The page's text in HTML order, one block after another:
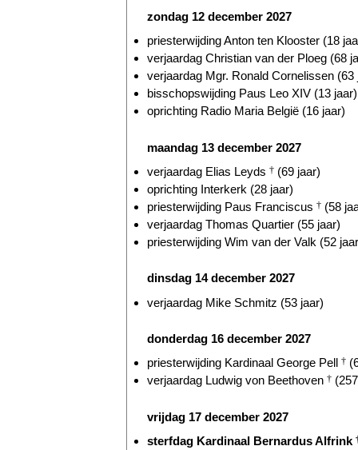
zondag 12 december 2027
priesterwijding Anton ten Klooster (18
verjaardag Christian van der Ploeg (68
verjaardag Mgr. Ronald Cornelissen (63
bisschopswijding Paus Leo XIV (13 jaar)
oprichting Radio Maria België (16 jaar)
maandag 13 december 2027
verjaardag Elias Leyds † (69 jaar)
oprichting Interkerk (28 jaar)
priesterwijding Paus Franciscus † (58
verjaardag Thomas Quartier (55 jaar)
priesterwijding Wim van der Valk (52
dinsdag 14 december 2027
verjaardag Mike Schmitz (53 jaar)
donderdag 16 december 2027
priesterwijding Kardinaal George Pell †
verjaardag Ludwig von Beethoven †
vrijdag 17 december 2027
sterfdag Kardinaal Bernardus Alfrink